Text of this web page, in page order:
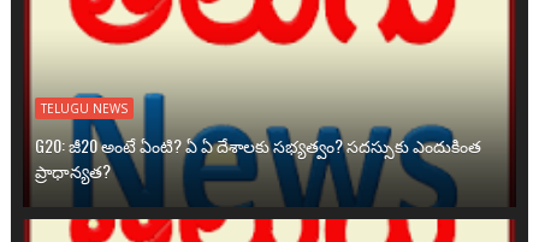
TELUGU NEWS
G20: జీ20 అంటే ఏంటి? ఏ ఏ దేశాలకు సభ్యత్వం? సదస్సుకు ఎందుకింత
ప్రాధాన్యత?